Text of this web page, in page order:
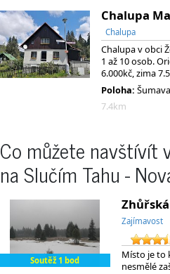
Chalupa
Chalupa
Chalupa v obci
1 až 10 osob.
6.000kč, zima
Poloha:
7.4km
Co můžete navštívít
na Slučím Tahu -
Soutěž 1 bod
Zajímavost
Místo je to
nesmělé